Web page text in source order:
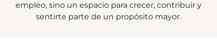
empleo, sino un espacio para crecer, contribuir y
sentirte parte de un propósito mayor.